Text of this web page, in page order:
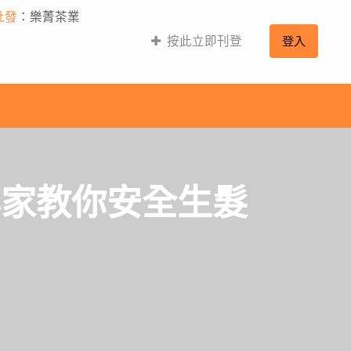
發 ：樂菁茶業
按此立即刊登
登入
教你安全生髮